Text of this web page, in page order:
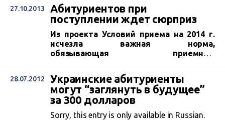
27.10.2013
Абитуриентов при
поступлении ждет сюрприз
Из проекта Условий приема на 2014 г.
исчезла важная норма,
обязывающая приемные
на стендах и сайте учебного заведения
- источниках, из
которых абитуриенты получали
информацию о ходе вступительной
кампании.
28.07.2012
Украинские абитуриенты
могут “заглянуть в будущее”
за 300 долларов
Sorry, this entry is only available in Russian.